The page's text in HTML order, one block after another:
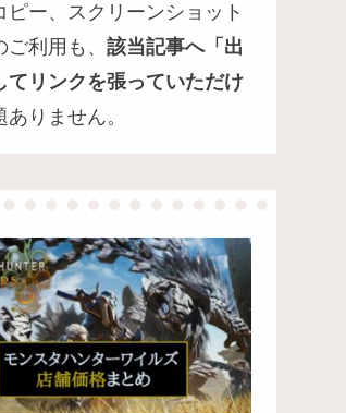
ピー、スクリーンショット
利用も、 該当記事へ「出
てリンクを張っていただけ
ありません。